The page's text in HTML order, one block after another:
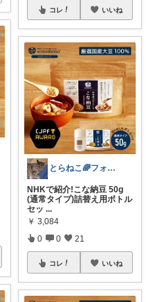
コレ いいね
とらねこ🌈フォロー購入感謝です❗
NHKで紹介!こな納豆 50g
(通常タイプ)詰替え用ボトル
セッ ...
￥ 3,084
0 0 21
コレ いいね